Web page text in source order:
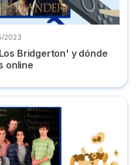
2023
Bridgerton' y dónde
online
completa ¡Y gratis!